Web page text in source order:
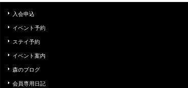
入会申込
イベント予約
ステイ予約
イベント案内
森のブログ
会員専用日記